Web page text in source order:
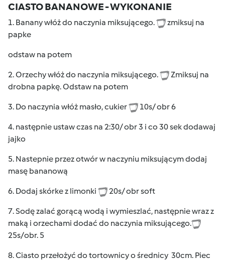
CIASTO BANANOWE - WYKONANIE
1. Banany włóż do naczynia miksującego.
zmiksuj na
papke
odstaw na potem
2. Orzechy włóż do naczynia miksującego.
Zmiksuj na
drobna papkę. Odstaw na potem
3. Do naczynia włóż masło, cukier 10s/ obr 6
4. następnie ustaw czas na 2:30/ obr 3 i co 30 sek dodawaj
jajko
5. Nastepnie przez otwór w naczyniu miksującym dodaj
masę bananową
6. Dodaj skórke z limonki 20s/ obr soft
7. Sodę zalać gorącą wodą i wymieszlać, następnie wraz z
maką i orzechami dodać do naczynia miksującego.
25s/obr. 5
8. Ciasto przełożyć do tortownicy o średnicy 30cm. Piec